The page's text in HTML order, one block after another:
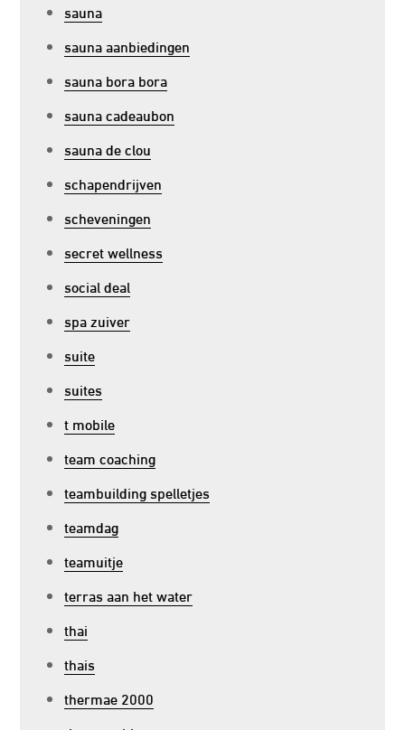
sauna
sauna aanbiedingen
sauna bora bora
sauna cadeaubon
sauna de clou
schapendrijven
scheveningen
secret wellness
social deal
spa zuiver
suite
suites
t mobile
team coaching
teambuilding spelletjes
teamdag
teamuitje
terras aan het water
thai
thais
thermae 2000